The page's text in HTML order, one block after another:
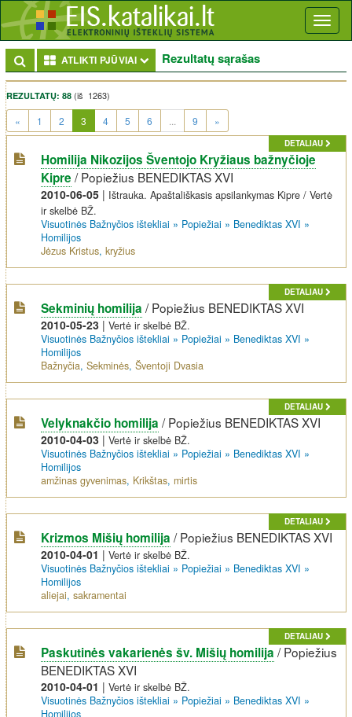
ATLIKTI PJŪVIAI Toggle Dropdown
Rezultatų sąrašas
REZULTATŲ: 88 (iš 1263)
« 1 2 3 (current)
4 5 6 9 »
DETALIAU
Homilija Nikozijos Šventojo Kryžiaus bažnyčioje
Kipre /Popiežius BENEDIKTAS XVI
2010-06-05 | Ištrauka. Apaštališkasis apsilankymas Kipre / Vertė
ir skelbė BŽ.
Visuotinės Bažnyčios ištekliai » Popiežiai » Benediktas XVI »
Homilijos
Jėzus Kristus,kryžius
DETALIAU
Sekminių homilija /Popiežius BENEDIKTAS XVI
2010-05-23 |Vertė ir skelbė BŽ.
Visuotinės Bažnyčios ištekliai » Popiežiai » Benediktas XVI »
Homilijos
Bažnyčia,Sekminės,Šventoji Dvasia
DETALIAU
Velyknakčio homilija /Popiežius BENEDIKTAS XVI
2010-04-03 |Vertė ir skelbė BŽ.
Visuotinės Bažnyčios ištekliai » Popiežiai » Benediktas XVI »
Homilijos
amžinas gyvenimas, Krikštas, mirtis
DETALIAU
Krizmos Mišių homilija /Popiežius BENEDIKTAS XVI
2010-04-01 |Vertė ir skelbė BŽ.
Visuotinės Bažnyčios ištekliai » Popiežiai » Benediktas XVI »
Homilijos
aliejai,sakramentai
DETALIAU
Paskutinės vakarienės šv. Mišių homilija /Popiežius
BENEDIKTAS XVI
2010-04-01 |Vertė ir skelbė BŽ.
Visuotinės Bažnyčios ištekliai » Popiežiai » Benediktas XVI »
Homilijos